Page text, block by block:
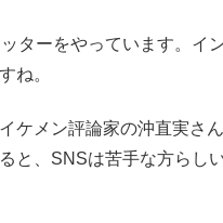
ターをやっています。イ
ね。
ケメン評論家の沖直実さ
と、SNSは苦手な方らしい